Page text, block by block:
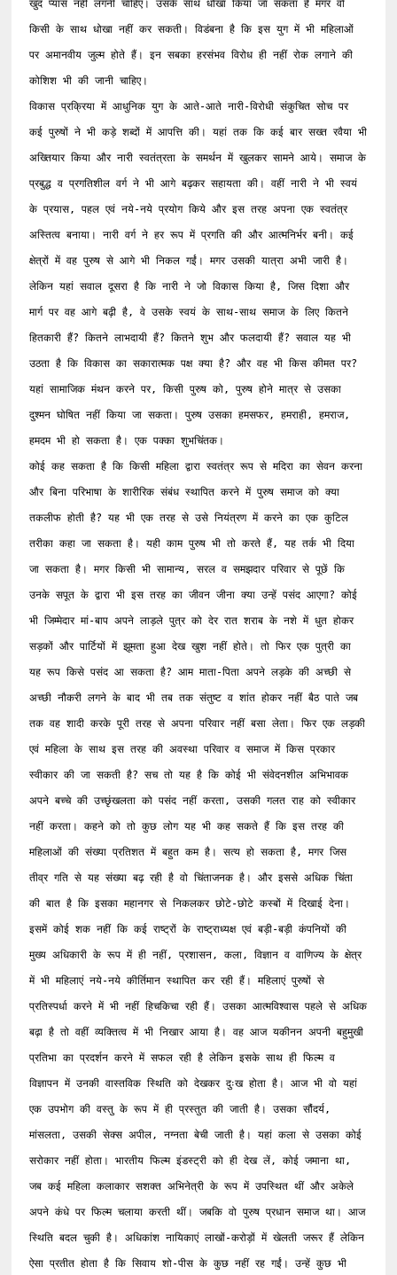
खुद प्यास नहीं लगनी चाहिए। उसके साथ धोखा किया जा सकता है मगर वो
किसी के साथ धोखा नहीं कर सकती। विडंबना है कि इस युग में भी महिलाओं
पर अमानवीय जुल्म होते हैं। इन सबका हरसंभव विरोध ही नहीं रोक लगाने की
कोशिश भी की जानी चाहिए।
विकास प्रक्रिया में आधुनिक युग के आते-आते नारी-विरोधी संकुचित सोच पर
कई पुरुषों ने भी कड़े शब्दों में आपत्ति की। यहां तक कि कई बार सख्त रवैया भी
अख्तियार किया और नारी स्वतंत्रता के समर्थन में खुलकर सामने आये। समाज के
प्रबुद्ध व प्रगतिशील वर्ग ने भी आगे बढ़कर सहायता की। वहीं नारी ने भी स्वयं
के प्रयास, पहल एवं नये-नये प्रयोग किये और इस तरह अपना एक स्वतंत्र
अस्तित्व बनाया। नारी वर्ग ने हर रूप में प्रगति की और आत्मनिर्भर बनी। कई
क्षेत्रों में वह पुरुष से आगे भी निकल गईं। मगर उसकी यात्रा अभी जारी है।
लेकिन यहां सवाल दूसरा है कि नारी ने जो विकास किया है, जिस दिशा और
मार्ग पर वह आगे बढ़ी है, वे उसके स्वयं के साथ-साथ समाज के लिए कितने
हितकारी हैं? कितने लाभदायी हैं? कितने शुभ और फलदायी हैं? सवाल यह भी
उठता है कि विकास का सकारात्मक पक्ष क्या है? और वह भी किस कीमत पर?
यहां सामाजिक मंथन करने पर, किसी पुरुष को, पुरुष होने मात्र से उसका
दुश्मन घोषित नहीं किया जा सकता। पुरुष उसका हमसफर, हमराही, हमराज,
हमदम भी हो सकता है। एक पक्का शुभचिंतक।
कोई कह सकता है कि किसी महिला द्वारा स्वतंत्र रूप से मदिरा का सेवन करना
और बिना परिभाषा के शारीरिक संबंध स्थापित करने में पुरुष समाज को क्या
तकलीफ होती है? यह भी एक तरह से उसे नियंत्रण में करने का एक कुटिल
तरीका कहा जा सकता है। यही काम पुरुष भी तो करते हैं, यह तर्क भी दिया
जा सकता है। मगर किसी भी सामान्य, सरल व समझदार परिवार से पूछें कि
उनके सपूत के द्वारा भी इस तरह का जीवन जीना क्या उन्हें पसंद आएगा? कोई
भी जिम्मेदार मां-बाप अपने लाड़ले पुत्र को देर रात शराब के नशे में धुत होकर
सड़कों और पार्टियों में झूमता हुआ देख खुश नहीं होते। तो फिर एक पुत्री का
यह रूप किसे पसंद आ सकता है? आम माता-पिता अपने लड़के की अच्छी से
अच्छी नौकरी लगने के बाद भी तब तक संतुष्ट व शांत होकर नहीं बैठ पाते जब
तक वह शादी करके पूरी तरह से अपना परिवार नहीं बसा लेता। फिर एक लड़की
एवं महिला के साथ इस तरह की अवस्था परिवार व समाज में किस प्रकार
स्वीकार की जा सकती है? सच तो यह है कि कोई भी संवेदनशील अभिभावक
अपने बच्चे की उच्छृंखलता को पसंद नहीं करता, उसकी गलत राह को स्वीकार
नहीं करता। कहने को तो कुछ लोग यह भी कह सकते हैं कि इस तरह की
महिलाओं की संख्या प्रतिशत में बहुत कम है। सत्य हो सकता है, मगर जिस
तीव्र गति से यह संख्या बढ़ रही है वो चिंताजनक है। और इससे अधिक चिंता
की बात है कि इसका महानगर से निकलकर छोटे-छोटे कस्बों में दिखाई देना।
इसमें कोई शक नहीं कि कई राष्ट्रों के राष्ट्राध्यक्ष एवं बड़ी-बड़ी कंपनियों की
मुख्य अधिकारी के रूप में ही नहीं, प्रशासन, कला, विज्ञान व वाणिज्य के क्षेत्र
में भी महिलाएं नये-नये कीर्तिमान स्थापित कर रही हैं। महिलाएं पुरुषों से
प्रतिस्पर्धा करने में भी नहीं हिचकिचा रही हैं। उसका आत्मविश्वास पहले से अधिक
बढ़ा है तो वहीं व्यक्तित्व में भी निखार आया है। वह आज यकीनन अपनी बहुमुखी
प्रतिभा का प्रदर्शन करने में सफल रही है लेकिन इसके साथ ही फिल्म व
विज्ञापन में उनकी वास्तविक स्थिति को देखकर दुःख होता है। आज भी वो यहां
एक उपभोग की वस्तु के रूप में ही प्रस्तुत की जाती है। उसका सौंदर्य,
मांसलता, उसकी सेक्स अपील, नग्नता बेची जाती है। यहां कला से उसका कोई
सरोकार नहीं होता। भारतीय फिल्म इंडस्ट्री को ही देख लें, कोई जमाना था,
जब कई महिला कलाकार सशक्त अभिनेत्री के रूप में उपस्थित थीं और अकेले
अपने कंधे पर फिल्म चलाया करती थीं। जबकि वो पुरुष प्रधान समाज था। आज
स्थिति बदल चुकी है। अधिकांश नायिकाएं लाखों-करोड़ों में खेलती जरूर हैं लेकिन
ऐसा प्रतीत होता है कि सिवाय शो-पीस के कुछ नहीं रह गईं। उन्हें कुछ भी